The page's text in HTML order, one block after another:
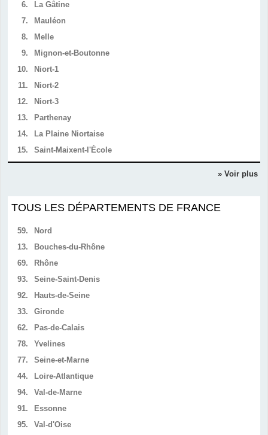
6.
La Gâtine
7.
Mauléon
8.
Melle
9.
Mignon-et-Boutonne
10.
Niort-1
11.
Niort-2
12.
Niort-3
13.
Parthenay
14.
La Plaine Niortaise
15.
Saint-Maixent-l'École
» Voir plus
TOUS LES DÉPARTEMENTS DE FRANCE
59.
Nord
13.
Bouches-du-Rhône
69.
Rhône
93.
Seine-Saint-Denis
92.
Hauts-de-Seine
33.
Gironde
62.
Pas-de-Calais
78.
Yvelines
77.
Seine-et-Marne
44.
Loire-Atlantique
94.
Val-de-Marne
91.
Essonne
95.
Val-d'Oise